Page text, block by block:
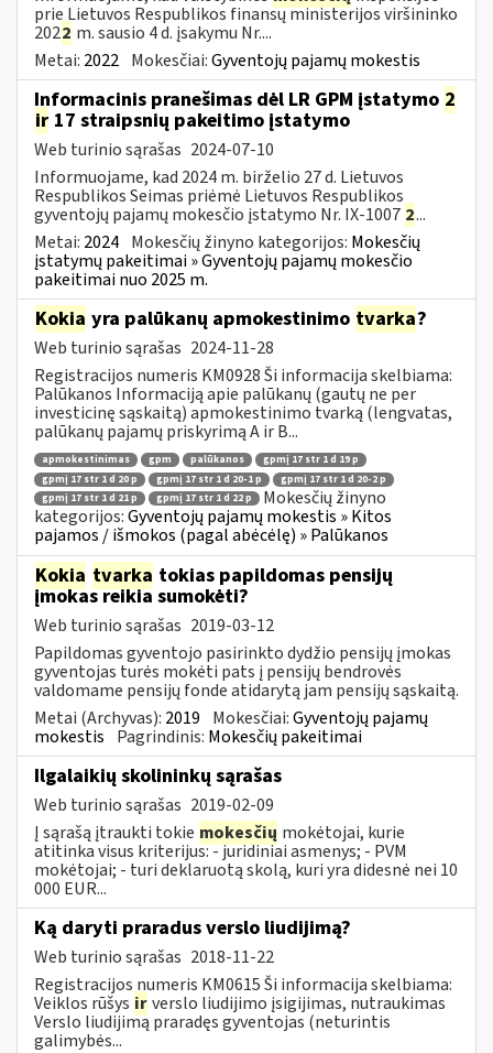
prie Lietuvos Respublikos finansų ministerijos viršininko
2022 m. sausio 4 d. įsakymu Nr....
Metai: 2022 Mokesčiai:Gyventojų pajamų mokestis
Informacinis pranešimas dėl LR GPM įstatymo 2
ir 17 straipsnių pakeitimo įstatymo
Web turinio sąrašas 2024-07-10
Informuojame, kad 2024 m. birželio 27 d. Lietuvos
Respublikos Seimas priėmė Lietuvos Respublikos
gyventojų pajamų mokesčio įstatymo Nr. IX-1007 2...
Metai: 2024 Mokesčių žinyno kategorijos: Mokesčių
įstatymų pakeitimai » Gyventojų pajamų mokesčio
pakeitimai nuo 2025 m.
Kokia yra palūkanų apmokestinimo tvarka?
Web turinio sąrašas 2024-11-28
Registracijos numeris KM0928 Ši informacija skelbiama:
Palūkanos Informaciją apie palūkanų (gautų ne per
investicinę sąskaitą) apmokestinimo tvarką (lengvatas,
palūkanų pajamų priskyrimą A ir B...
apmokestinimas gpm palūkanos
gpmį 17 str 1 d 19 p
gpmį 17 str 1 d 20 p
gpmį 17 str 1 d 20-1 p
gpmį 17 str 1 d 20-2 p
gpmį 17 str 1 d 21 p
gpmį 17 str 1 d 22 p
Mokesčių žinyno
kategorijos:Gyventojų pajamų mokestis » Kitos
pajamos / išmokos (pagal abėcėlę) » Palūkanos
Kokia tvarka tokias papildomas pensijų
įmokas reikia sumokėti?
Web turinio sąrašas 2019-03-12
Papildomas gyventojo pasirinkto dydžio pensijų įmokas
gyventojas turės mokėti pats į pensijų bendrovės
valdomame pensijų fonde atidarytą jam pensijų sąskaitą.
Metai (Archyvas): 2019 Mokesčiai:Gyventojų pajamų
mokestis Pagrindinis: Mokesčių pakeitimai
Ilgalaikių skolininkų sąrašas
Web turinio sąrašas 2019-02-09
Į sąrašą įtraukti tokie mokesčių mokėtojai, kurie
atitinka visus kriterijus: - juridiniai asmenys; - PVM
mokėtojai; - turi deklaruotą skolą, kuri yra didesnė nei 10
000 EUR...
Ką daryti praradus verslo liudijimą?
Web turinio sąrašas 2018-11-22
Registracijos numeris KM0615 Ši informacija skelbiama:
Veiklos rūšys irverslo liudijimo įsigijimas, nutraukimas
Verslo liudijimą praradęs gyventojas (neturintis
galimybės...